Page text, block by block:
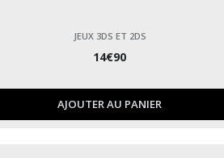
JEUX 3DS ET 2DS
14€90
AJOUTER AU PANIER